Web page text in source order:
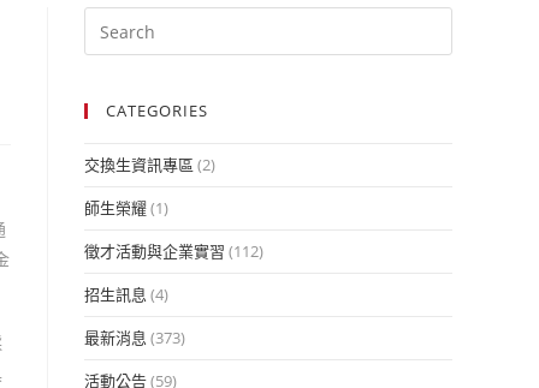
CATEGORIES
交換生資訊專區 (2)
師生榮耀(1)
徵才活動與企業實習 (112)
招生訊息 (4)
最新消息 (373)
活動公告(59)